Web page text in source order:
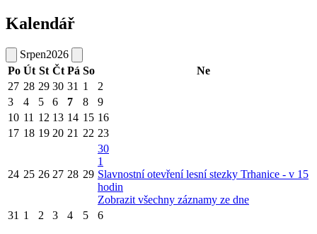
Kalendář
Srpen2026
Po Út St Čt Pá So
Ne
27 28 29 30 31 1
2
3
4 5 6 7 8
9
10 11 12 13 14 15 16
17 18 19 20 21 22 23
24 25 26 27 28 29
30
1
Slavnostní otevření lesní stezky Trhanice - v 15
hodin
Zobrazit všechny záznamy ze dne
31 1 2 3 4 5 6